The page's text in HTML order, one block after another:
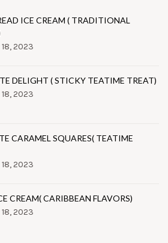
ICE CREAM ( TRADITIONAL
2023
DELIGHT ( STICKY TEATIME TREAT)
2023
CARAMEL SQUARES( TEATIME
2023
CREAM( CARIBBEAN FLAVORS)
2023